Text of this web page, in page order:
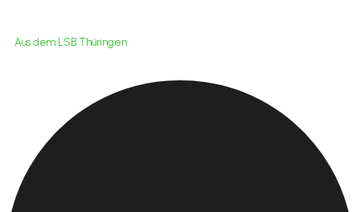
Aus dem LSB Thüringen